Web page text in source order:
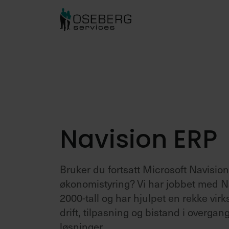
Lønnstjenester
Rett lønn til rett tid
HR og personal
Med Oseberg Services har du
profesjonell HR-partner på laget.
Navision ERP
Bruker du fortsatt Microsoft
økonomistyring? Vi har jobbet med
2000-tall og har hjulpet en rekke
drift, tilpasning og bistand i